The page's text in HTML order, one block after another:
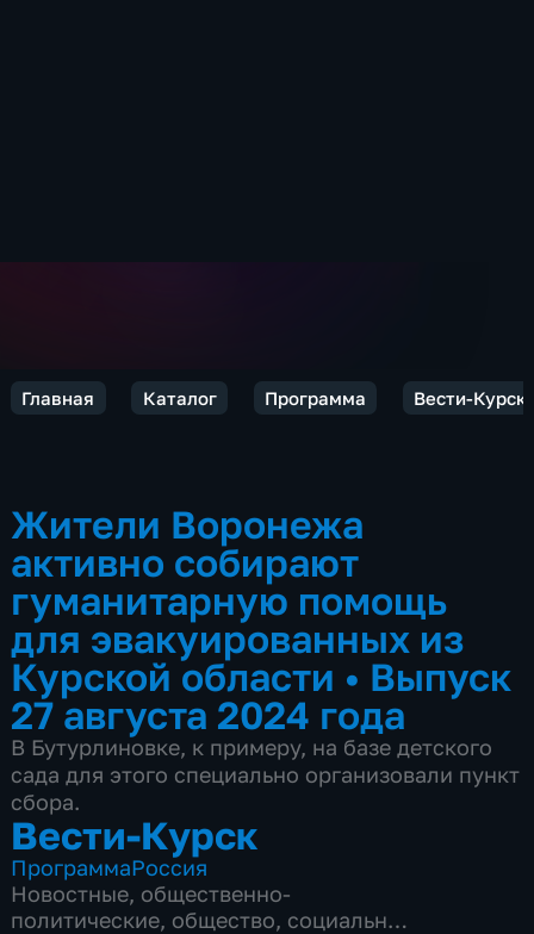
Главная Каталог Программа Вести-Курск
Жители Воронежа
активно собирают
гуманитарную помощь
для эвакуированных из
Курской области • Выпуск
27 августа 2024 года
В Бутурлиновке, к примеру, на базе детского
сада для этого специально организовали пункт
сбора.
Вести-Курск
ПрограммаРоссия
Новостные, общественно-
политические, общество, социально-